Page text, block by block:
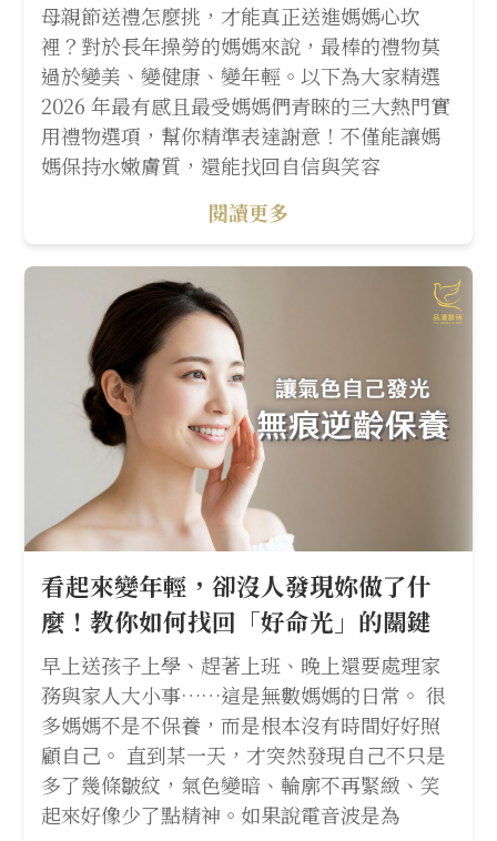
母親節送禮怎麼挑，才能真正送進媽媽心坎
裡？對於長年操勞的媽媽來說，最棒的禮物莫
過於變美、變健康、變年輕。以下為大家精選
2026 年最有感且最受媽媽們青睞的三大熱門實
用禮物選項，幫你精準表達謝意！不僅能讓媽
媽保持水嫩膚質，還能找回自信與笑容
閱讀更多
看起來變年輕，卻沒人發現妳做了什
麼！教你如何找回「好命光」的關鍵
早上送孩子上學、趕著上班、晚上還要處理家
務與家人大小事……這是無數媽媽的日常。 很
多媽媽不是不保養，而是根本沒有時間好好照
顧自己。 直到某一天，才突然發現自己不只是
多了幾條皺紋，氣色變暗、輪廓不再緊緻、笑
起來好像少了點精神。如果說電音波是為